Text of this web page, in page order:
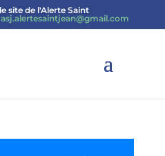
site de l'Alerte Saint
asj.alertesaintjean@gmail.com